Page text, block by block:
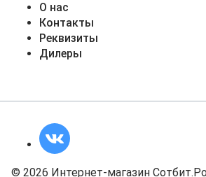
О нас
Контакты
Реквизиты
Дилеры
© 2026 Интернет-магазин